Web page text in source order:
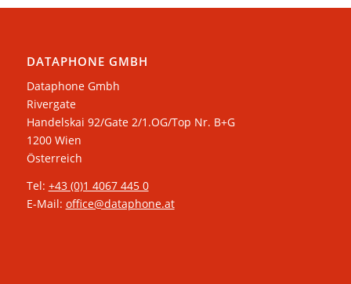
DATAPHONE GMBH
Dataphone Gmbh
Rivergate
​Handelskai 92/Gate 2/1.OG/Top Nr. B+G
1200 Wien
Österreich
Tel: +43 (0)1 4067 445 0
E-Mail: office@dataphone.at